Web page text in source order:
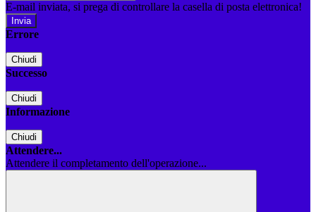
E-mail inviata, si prega di controllare la casella di posta elettronica!
Errore
Chiudi
Successo
Chiudi
Informazione
Chiudi
Attendere...
Attendere il completamento dell'operazione...